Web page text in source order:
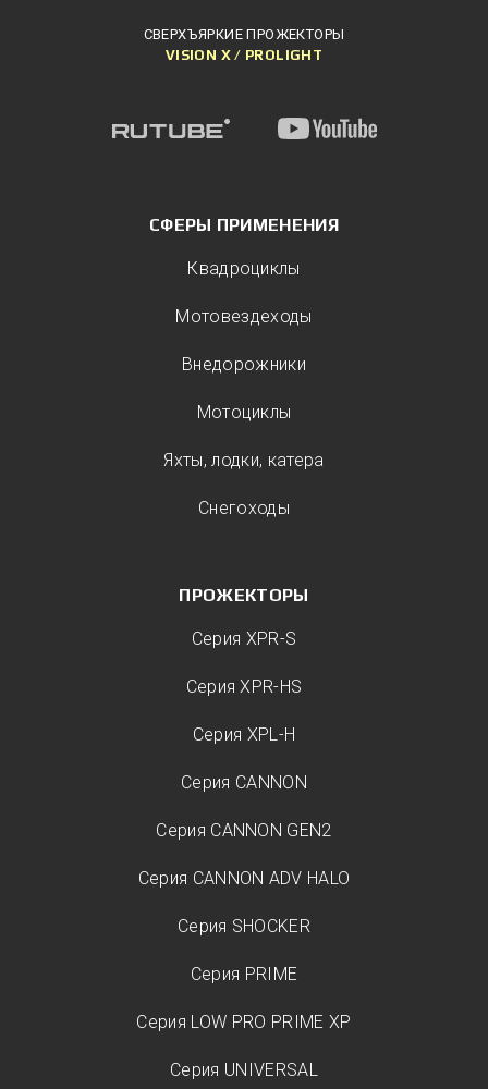
СВЕРХЪЯРКИЕ ПРОЖЕКТОРЫ
VISION X / PROLIGHT
СФЕРЫ ПРИМЕНЕНИЯ
Квадроциклы
Мотовездеходы
Внедорожники
Мотоциклы
Яхты, лодки, катера
Снегоходы
ПРОЖЕКТОРЫ
Серия XPR-S
Серия XPR-HS
Серия XPL-H
Серия CANNON
Серия CANNON GEN2
Серия CANNON ADV HALO
Серия SHOCKER
Серия PRIME
Серия LOW PRO PRIME XP
Серия UNIVERSAL